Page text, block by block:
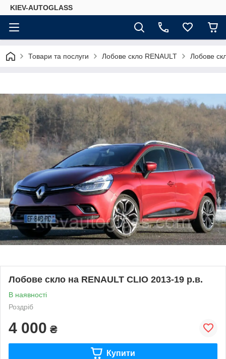
KIEV-AUTOGLASS
Товари та послуги Лобове скло RENAULT Лобове
Лобове скло на RENAULT CLIO 2013-19 р.в.
В наявності
Роздріб
4 000 ₴
Купити